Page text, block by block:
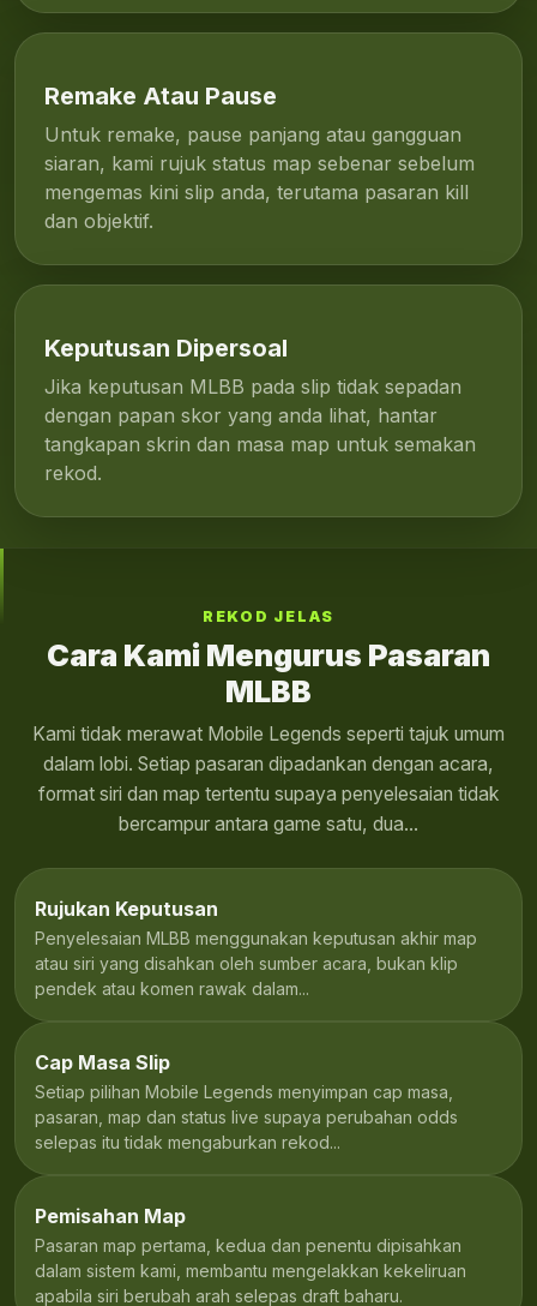
Remake Atau Pause
Untuk remake, pause panjang atau gangguan
siaran, kami rujuk status map sebenar sebelum
mengemas kini slip anda, terutama pasaran kill
dan objektif.
Keputusan Dipersoal
Jika keputusan MLBB pada slip tidak sepadan
dengan papan skor yang anda lihat, hantar
tangkapan skrin dan masa map untuk semakan
rekod.
REKOD JELAS
Cara Kami Mengurus Pasaran
MLBB
Kami tidak merawat Mobile Legends seperti tajuk umum
dalam lobi. Setiap pasaran dipadankan dengan acara,
format siri dan map tertentu supaya penyelesaian tidak
bercampur antara game satu, dua...
Rujukan Keputusan
Penyelesaian MLBB menggunakan keputusan akhir map
atau siri yang disahkan oleh sumber acara, bukan klip
pendek atau komen rawak dalam...
Cap Masa Slip
Setiap pilihan Mobile Legends menyimpan cap masa,
pasaran, map dan status live supaya perubahan odds
selepas itu tidak mengaburkan rekod...
Pemisahan Map
Pasaran map pertama, kedua dan penentu dipisahkan
dalam sistem kami, membantu mengelakkan kekeliruan
apabila siri berubah arah selepas draft baharu.